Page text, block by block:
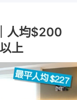
人均$200
上